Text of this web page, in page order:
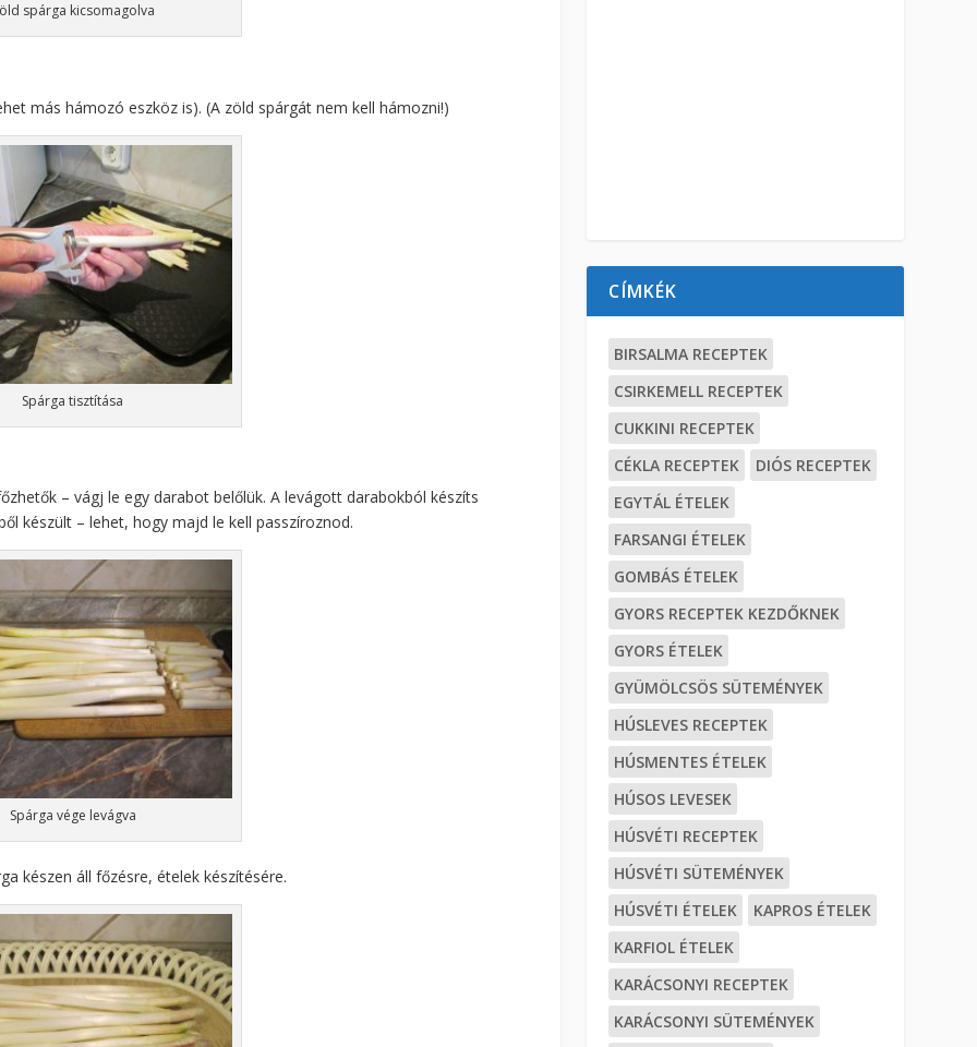
spárga kicsomagolva
más hámozó eszköz is). (A zöld spárgát nem kell hámozni!)
Spárga tisztítása
– vágj le egy darabot belőlük. A levágott darabokból készíts
készült – lehet, hogy majd le kell passzíroznod.
Spárga vége levágva
készen áll főzésre, ételek készítésére.
CÍMKÉK
BIRSALMA RECEPTEK
CSIRKEMELL RECEPTEK
CUKKINI RECEPTEK
CÉKLA RECEPTEK
DIÓS RECEPTEK
EGYTÁL ÉTELEK
FARSANGI ÉTELEK
GOMBÁS ÉTELEK
GYORS RECEPTEK KEZDŐKNEK
GYORS ÉTELEK
GYÜMÖLCSÖS SÜTEMÉNYEK
HÚSLEVES RECEPTEK
HÚSMENTES ÉTELEK
HÚSOS LEVESEK
HÚSVÉTI RECEPTEK
HÚSVÉTI SÜTEMÉNYEK
HÚSVÉTI ÉTELEK
KAPROS ÉTELEK
KARFIOL ÉTELEK
KARÁCSONYI RECEPTEK
KARÁCSONYI SÜTEMÉNYEK